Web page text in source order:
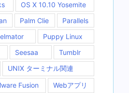
OS X 10.10 Yosemite
Palm Clie
Parallels
Puppy Linux
Seesaa
Tumblr
UNIX ターミナル関連
Fusion Webアプリ